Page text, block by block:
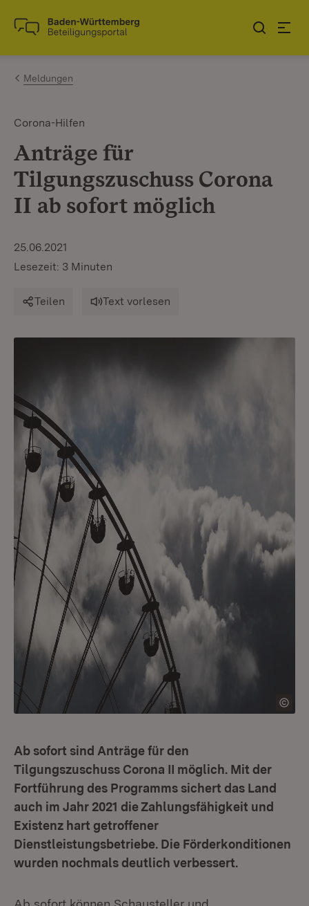
Zum Inhalt springen
Link zur Startseite
Meldungen
Corona-Hilfen
Anträge für
Tilgungszuschuss Corona
II ab sofort möglich
25.06.2021
Lesezeit: 3 Minuten
Teilen Text vorlesen
Ab sofort sind Anträge für den
Tilgungszuschuss Corona II möglich. Mit der
Fortführung des Programms sichert das Land
auch im Jahr 2021 die Zahlungsfähigkeit und
Existenz hart getroffener
Dienstleistungsbetriebe. Die Förderkonditionen
wurden nochmals deutlich verbessert.